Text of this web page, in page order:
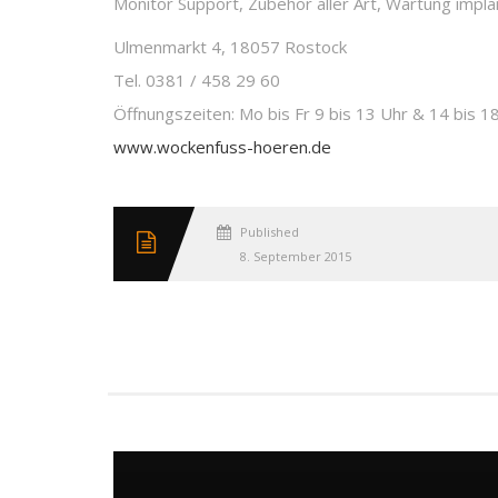
Ulmenmarkt 4, 18057 Rostock
Tel. 0381 / 458 29 60
Öffnungszeiten: Mo bis Fr 9 bis 13 Uhr & 14 bis
www.wockenfuss-hoeren.de
Published
8. September 2015